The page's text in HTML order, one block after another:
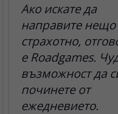
Ако искате да
направите нещо
страхотно,
е Roadgames.
възможност да
починете от
ежедневието.